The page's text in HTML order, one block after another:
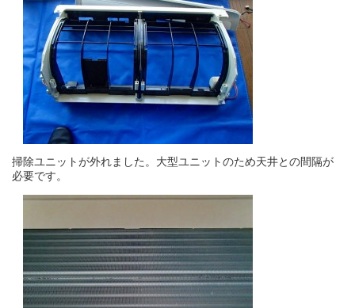
掃除ユニットが外れました。大型ユニットのため天井との間隔が
必要です。